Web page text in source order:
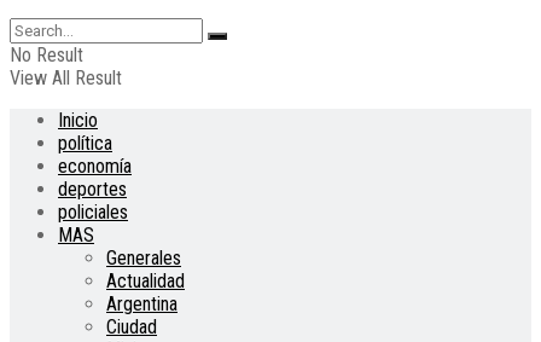
No Result
View All Result
Inicio
política
economía
deportes
policiales
MAS
Generales
Actualidad
Argentina
Ciudad